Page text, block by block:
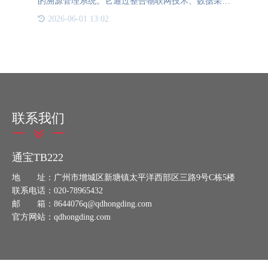
和处理技术等，对冷链食品的生产、加工、运输和销
售等全过程进行追踪和管理。具体功能包括：•产品
2026-06-01 13:02
联系我们
通宝TB222
地 址：广州市增城区新塘镇太平洋西部区三路9号C栋5楼
联系电话：020-78965432
邮 箱：8644076q@qdhongding.com
官方网站：qdhongding.com